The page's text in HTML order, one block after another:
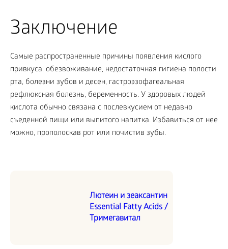
Заключение
Самые распространенные причины появления кислого
привкуса: обезвоживание, недостаточная гигиена полости
рта, болезни зубов и десен, гастроэзофагеальная
рефлюксная болезнь, беременность. У здоровых людей
кислота обычно связана с послевкусием от недавно
съеденной пищи или выпитого напитка. Избавиться от нее
можно, прополоскав рот или почистив зубы.
Лютеин и зеаксантин
Essential Fatty Acids /
Тримегавитал